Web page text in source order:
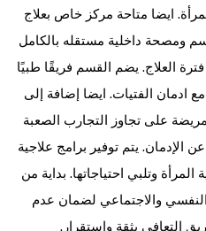
ايضا متاحة مركز خاص بعلاج
ومصحة داخلية مستقله بالكامل
العلاج. يضم القسم فريقًا طبيًا
ادمان الفتيات. ايضا إضافة إلى
على تجاوز التجارب الصعبة
الإدمان. يتم توفير برامج علاجية
وتلبي احتياجاتها. بداية من
والاجتماعي لضمان عدم
التعافي بثقة واستقرار.